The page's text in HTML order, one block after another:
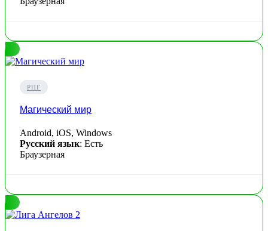
РПГ
Магический мир
Android, iOS, Windows
Русский язык: Есть
Браузерная